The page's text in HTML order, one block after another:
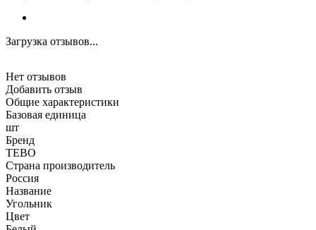
Загрузка отзывов...
Нет отзывов
Добавить отзыв
Общие характеристики
Базовая единица
шт
Бренд
TEBO
Страна производитель
Россия
Название
Угольник
Цвет